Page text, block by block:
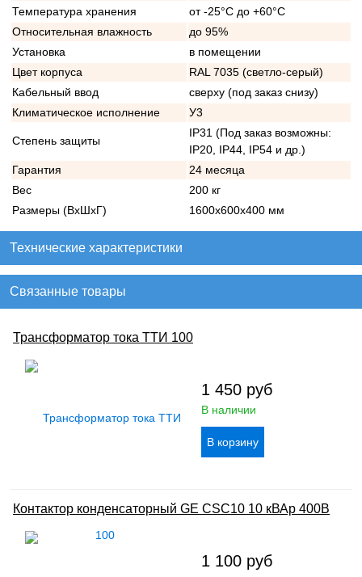
Температура хранения
от -25°C до +60°C
Относительная влажность
до 95%
Установка
в помещении
Цвет корпуса
RAL 7035 (светло-серый)
Кабельный ввод
сверху (под заказ снизу)
Климатическое исполнение
У3
Степень защиты
IP31 (Под заказ возможны:
IP20, IP44, IP54 и др.)
Гарантия
24 месяца
Вес
200 кг
Размеры (ВхШхГ)
1600х600х400 мм
Технические характеристики
Связанные товары
Трансформатор тока ТТИ 100
1 450 руб
В наличии
Контактор конденсаторный GE CSC10 10 кВАр 400В
1 100 руб